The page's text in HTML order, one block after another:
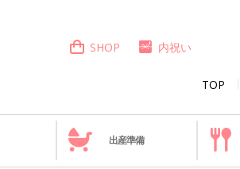
TOP
SHOP 内祝い
出産準備